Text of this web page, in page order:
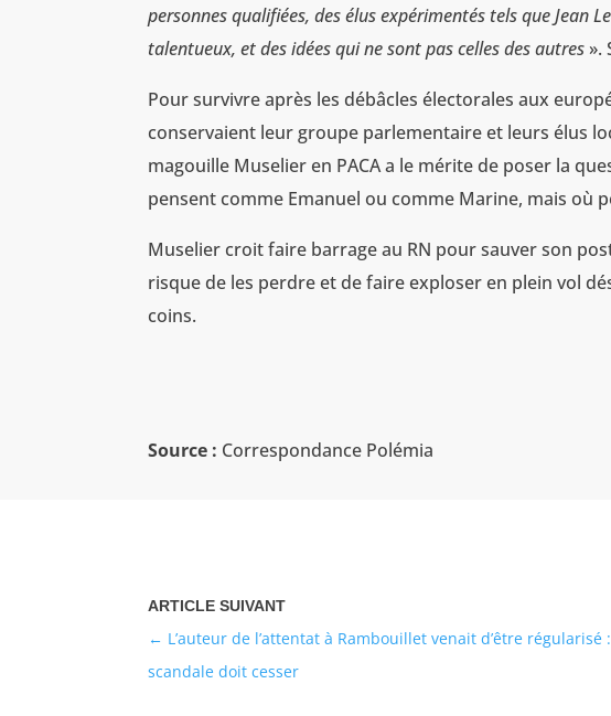
personnes qualifiées, des élus expérimentés tels que Jean
talentueux, et des idées qui ne sont pas celles des autres».
Pour survivre après les débâcles électorales aux
conservaient leur groupe parlementaire et leurs élus
magouille Muselier en PACA a le mérite de poser la
pensent comme Emanuel ou comme Marine, mais où
Muselier croit faire barrage au RN pour sauver son
risque de les perdre et de faire exploser en plein vol
coins.
Source : Correspondance Polémia
L’auteur de l’attentat à Rambouillet venait d’être régularisé
scandale doit cesser